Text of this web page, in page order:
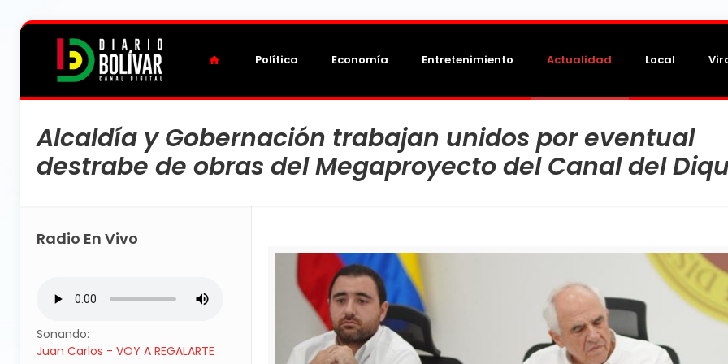
Política Economía Entretenimiento Actualidad Local
Alcaldía y Gobernación trabajan unidos por eventual
destrabe de obras del Megaproyecto del Canal del
Radio En Vivo
Sonando:
Juan Carlos - VOY A REGALARTE